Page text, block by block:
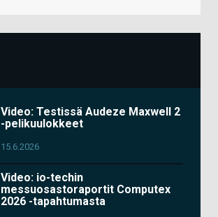
Video: Testissä Audeze Maxwell 2
-pelikuulokkeet
15.6.2026
Video: io-techin
messuosastoraportit Computex
2026 -tapahtumasta